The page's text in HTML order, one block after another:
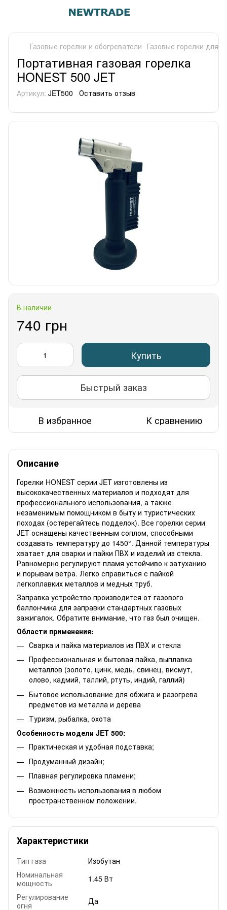
Газовые горелки и обогреватели Газовые горелки для
Портативная газовая горелка
HONEST 500 JET
Артикул: JET500 Оставить отзыв
В наличии
740 грн
Купить
Быстрый заказ
В избранное К сравнению
Описание
Горелки HONEST серии JET изготовлены из
высококачественных материалов и подходят для
профессионального использования, а также
незаменимым помощником в быту и туристических
походах (остерегайтесь подделок). Все горелки серии
JET оснащены качественным соплом, способными
создавать температуру до 1450°. Данной температуры
хватает для сварки и пайки ПВХ и изделий из стекла.
Равномерно регулируют пламя устойчиво к затуханию
и порывам ветра. Легко справиться с пайкой
легкоплавких металлов и медных труб.
Заправка устройство производится от газового
баллончика для заправки стандартных газовых
зажигалок. Обратите внимание, что газ был очищен.
Области применения:
Сварка и пайка материалов из ПВХ и стекла
Профессиональная и бытовая пайка, выплавка
металлов (золото, цинк, медь, свинец, висмут,
олово, кадмий, таллий, ртуть, индий, галлий)
Бытовое использование для обжига и разогрева
предметов из металла и дерева
Туризм, рыбалка, охота
Особенность модели JET 500:
Практическая и удобная подставка;
Продуманный дизайн;
Плавная регулировка пламени;
Возможность использования в любом
пространственном положении.
Характеристики
Тип газа
Изобутан
Номинальная
мощность
1.45 Вт
Регулирование
огня
Да